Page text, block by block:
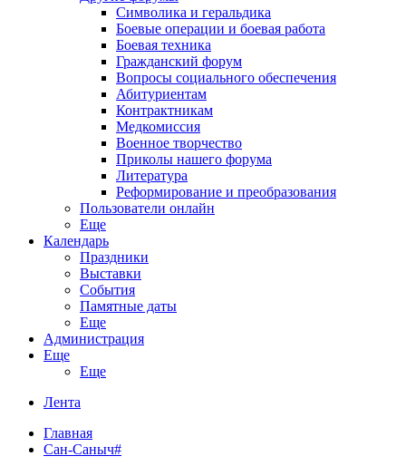
Символика и геральдика
Боевые операции и боевая работа
Боевая техника
Гражданский форум
Вопросы социального обеспечения
Абитуриентам
Контрактникам
Медкомиссия
Военное творчество
Приколы нашего форума
Литература
Реформирование и преобразования
Пользователи онлайн
Еще
Календарь
Праздники
Выставки
События
Памятные даты
Еще
Администрация
Еще
Еще
Лента
Главная
Сан-Саныч#